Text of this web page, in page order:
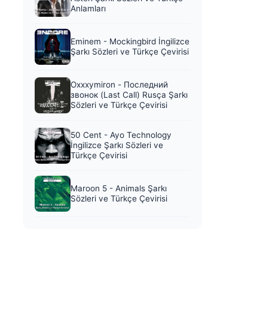
Anlamları
Eminem - Mockingbird İngilizce
Şarkı Sözleri ve Türkçe Çevirisi
Oxxxymiron - Последний
звонок (Last Call) Rusça Şarkı
Sözleri ve Türkçe Çevirisi
50 Cent - Ayo Technology
İngilizce Şarkı Sözleri ve
Türkçe Çevirisi
Maroon 5 - Animals Şarkı
Sözleri ve Türkçe Çevirisi